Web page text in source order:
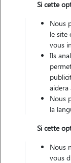
Véhiculé
Si cette
Nous
le site
vous
Ils
aidera
Nous
la
Si cette
Nous
vous